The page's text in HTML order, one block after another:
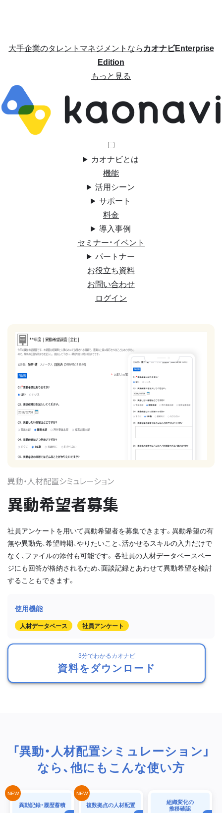
大手企業のタレントマネジメントならカオナビEnterprise
Edition
もっと見る
カオナビとは
機能
活用シーン
サポート
料金
導入事例
セミナー・イベント
パートナー
お役立ち資料
お問い合わせ
ログイン
異動・人材配置シミュレーション
異動希望者募集
社員アンケートを用いて異動希望者を募集できます。異動希望の有
無や異動先、希望時期、やりたいこと、活かせるスキルの入力だけで
なく、ファイルの添付も可能です。 各社員の人材データベースペー
ジにも回答が格納されるため、面談記録とあわせて異動希望を検討
することもできます。
人材データベース 社員アンケート
3分でわかるカオナビ
資料をダウンロード
「異動・人材配置シミュレーション」
なら、他にもこんな使い方
異動記録・履歴蓄積 複数拠点の人材配置 組織変化の
推移確認